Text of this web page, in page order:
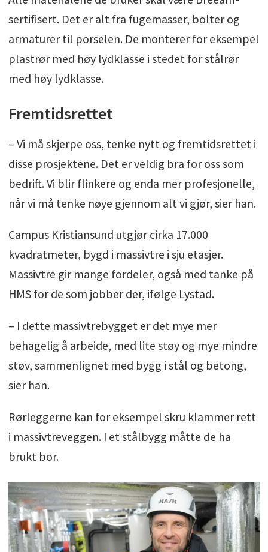
sertifisert. Det er alt fra fugemasser, bolter og
armaturer til porselen. De monterer for eksempel
plastrør med høy lydklasse i stedet for stålrør
med høy lydklasse.
Fremtidsrettet
– Vi må skjerpe oss, tenke nytt og fremtidsrettet i
disse prosjektene. Det er veldig bra for oss som
bedrift. Vi blir flinkere og enda mer profesjonelle,
når vi må tenke nøye gjennom alt vi gjør, sier han.
Campus Kristiansund utgjør cirka 17.000
kvadratmeter, bygd i massivtre i sju etasjer.
Massivtre gir mange fordeler, også med tanke på
HMS for de som jobber der, ifølge Lystad.
– I dette massivtrebygget er det mye mer
behagelig å arbeide, med lite støy og mye mindre
støv, sammenlignet med bygg i stål og betong,
sier han.
Rørleggerne kan for eksempel skru klammer rett
i massivtreveggen. I et stålbygg måtte de ha
brukt bor.